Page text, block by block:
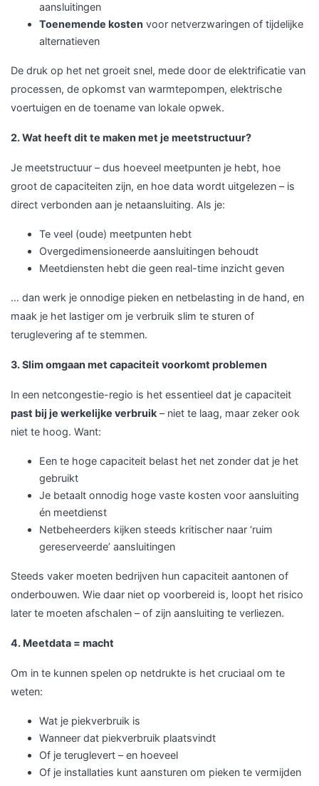
aansluitingen
Toenemende kosten voor netverzwaringen of tijdelijke
alternatieven
De druk op het net groeit snel, mede door de elektrificatie van
processen, de opkomst van warmtepompen, elektrische
voertuigen en de toename van lokale opwek.
2. Wat heeft dit te maken met je meetstructuur?
Je meetstructuur – dus hoeveel meetpunten je hebt, hoe
groot de capaciteiten zijn, en hoe data wordt uitgelezen – is
direct verbonden aan je netaansluiting. Als je:
Te veel (oude) meetpunten hebt
Overgedimensioneerde aansluitingen behoudt
Meetdiensten hebt die geen real-time inzicht geven
… dan werk je onnodige pieken en netbelasting in de hand, en
maak je het lastiger om je verbruik slim te sturen of
teruglevering af te stemmen.
3. Slim omgaan met capaciteit voorkomt problemen
In een netcongestie-regio is het essentieel dat je capaciteit
past bij je werkelijke verbruik – niet te laag, maar zeker ook
niet te hoog. Want:
Een te hoge capaciteit belast het net zonder dat je het
gebruikt
Je betaalt onnodig hoge vaste kosten voor aansluiting
én meetdienst
Netbeheerders kijken steeds kritischer naar ‘ruim
gereserveerde’ aansluitingen
Steeds vaker moeten bedrijven hun capaciteit aantonen of
onderbouwen. Wie daar niet op voorbereid is, loopt het risico
later te moeten afschalen – of zijn aansluiting te verliezen.
4. Meetdata = macht
Om in te kunnen spelen op netdrukte is het cruciaal om te
weten:
Wat je piekverbruik is
Wanneer dat piekverbruik plaatsvindt
Of je teruglevert – en hoeveel
Of je installaties kunt aansturen om pieken te vermijden